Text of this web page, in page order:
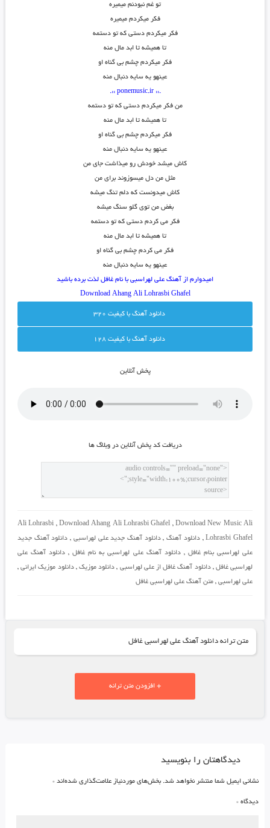
تو غم نبودنم میمیره
فکر میکردم میمیره
فکر میکردم دستی که تو دستمه
تا همیشه تا ابد مال منه
فکر میکردم چشم بی گناه او
عینهو یه سایه دنبال منه
.:: ponemusic.ir ::.
من فکر میکردم دستی که تو دستمه
تا همیشه تا ابد مال منه
فکر میکردم چشم بی گناه او
عینهو یه سایه دنبال منه
کاش میشد خودش رو میذاشت جای من
مثل من دل میسوزوند برای من
کاش میدونست که دلم تنگ میشه
بغض من توی گلو سنگ میشه
فکر می کردم دستی که تو دستمه
تا همیشه تا ابد مال منه
فکر می کردم چشم بی گناه او
عینهو یه سایه دنبال منه
امیدوارم از آهنگ علی لهراسبی با نام غافل لذت برده باشید
Download Ahang Ali Lohrasbi Ghafel
دانلود آهنگ با کيفيت 320
دانلود آهنگ با کيفيت 128
پخش آنلاين
دريافت کد پخش آنلاين در وبلاگ ها
Ali Lohrasbi , Download Ahang Ali Lohrasbi Ghafel ,Download New Music Ali
Lohrasbi Ghafel
,دانلود آهنگ,دانلود آهنگ جدید علی لهراسبی , دانلود آهنگ جدید
علی لهراسبی بنام غافل ,دانلود آهنگ علی لهراسبی به نام غافل, دانلود آهنگ علی
لهراسبی غافل,دانلود آهنگ غافل از علی لهراسبی , دانلود موزیک ,دانلود موزیک ایرانی,
علی لهراسبی, متن آهنگ علی لهراسبی غافل
متن ترانه دانلود آهنگ علی لهراسبی غافل
+ افزودن متن ترانه
دیدگاهتان را بنویسید
نشانی ایمیل شما منتشر نخواهد شد. بخش‌های موردنیاز علامت‌گذاری شده‌اند *
دیدگاه *